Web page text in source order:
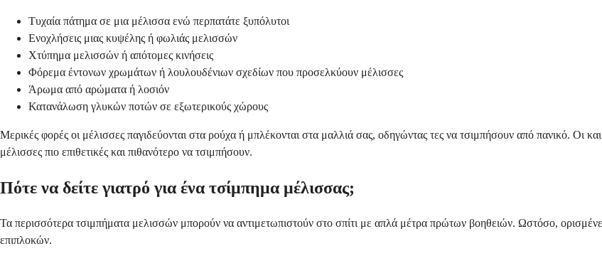
Τυχαία πάτημα σε μια μέλισσα ενώ περπατάτε ξυπόλυτοι
Ενοχλήσεις μιας κυψέλης ή φωλιάς μελισσών
Χτύπημα μελισσών ή απότομες κινήσεις
Φόρεμα έντονων χρωμάτων ή λουλουδένιων σχεδίων που προσελκύουν μέλισσες
Άρωμα από αρώματα ή λοσιόν
Κατανάλωση γλυκών ποτών σε εξωτερικούς χώρους
Μερικές φορές οι μέλισσες παγιδεύονται στα ρούχα ή μπλέκονται στα μαλλιά σας, οδηγώντας τες να τσιμπήσουν από πανικό. Οι
μέλισσες πιο επιθετικές και πιθανότερο να τσιμπήσουν.
Πότε να δείτε γιατρό για ένα τσίμπημα μέλισσας;
Τα περισσότερα τσιμπήματα μελισσών μπορούν να αντιμετωπιστούν στο σπίτι με απλά μέτρα πρώτων βοηθειών. Ωστόσο,
επιπλοκών.